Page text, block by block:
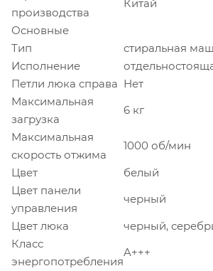
производства
Китай
Основные
Тип
стиральная
Исполнение
Петли люка справа Нет
Максимальная
загрузка
6 кг
Максимальная
скорость отжима
1000 об/мин
Цвет
белый
Цвет панели
управления
черный
Цвет люка
черный,
Класс
энергопотребления
A+++